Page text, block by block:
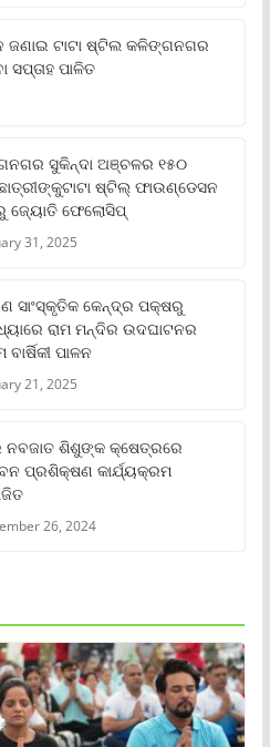
ଜଣାଇ ଟାଟା ଷ୍ଟିଲ କଳିଙ୍ଗନଗର
ସପ୍ତାହ ପାଳିତ
ସୁକିନ୍ଦା ଅଞ୍ଚଳର ୧୫୦
ଷ୍ଟିଲ୍ ଫାଉଣ୍ଡେସନ
ଜ୍ୟୋତି ଫେଲୋସିପ୍‌
31, 2025
ସାଂସ୍କୃତିକ କେନ୍ଦ୍ର ପକ୍ଷରୁ
ରାମ ମନ୍ଦିର ଉଦଘାଟନର
ପାଳନ
21, 2025
ନବଜାତ ଶିଶୁଙ୍କ କ୍ଷେତ୍ରରେ
ପ୍ରଶିକ୍ଷଣ କାର୍ଯ୍ୟକ୍ରମ
26, 2024